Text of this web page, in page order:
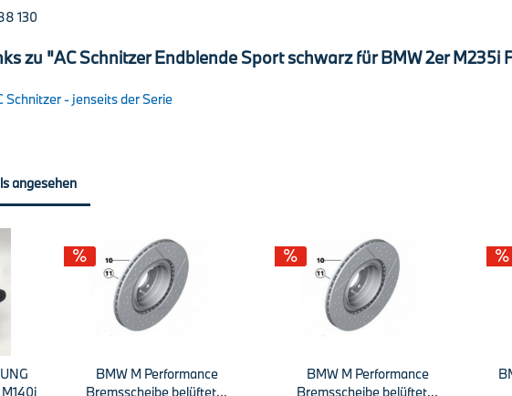
130
zu "AC Schnitzer Endblende Sport schwarz für BMW 2er M235i
Schnitzer - jenseits der Serie
angesehen
BMW M Performance
Bremsscheibe belüftet...
BMW M Performance
Bremsscheibe belüftet...